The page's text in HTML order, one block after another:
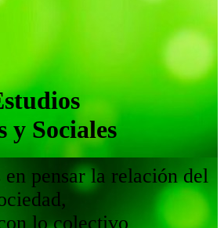
y Sociales
pensar la relación del
lo colectivo